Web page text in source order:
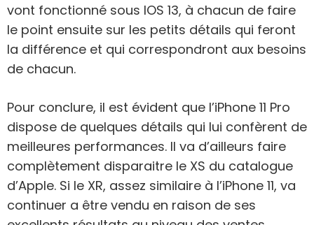
vont fonctionné sous IOS 13, à chacun de faire
le point ensuite sur les petits détails qui feront
la différence et qui correspondront aux besoins
de chacun.
Pour conclure, il est évident que l’iPhone 11 Pro
dispose de quelques détails qui lui confèrent de
meilleures performances. Il va d’ailleurs faire
complètement disparaitre le XS du catalogue
d’Apple. Si le XR, assez similaire à l’iPhone 11, va
continuer a être vendu en raison de ses